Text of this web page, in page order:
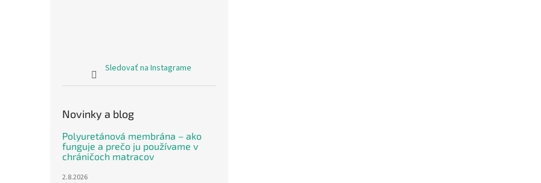
Sledovať na Instagrame
Novinky a blog
Polyuretánová membrána – ako
funguje a prečo ju používame v
chráničoch matracov
2.8.2026